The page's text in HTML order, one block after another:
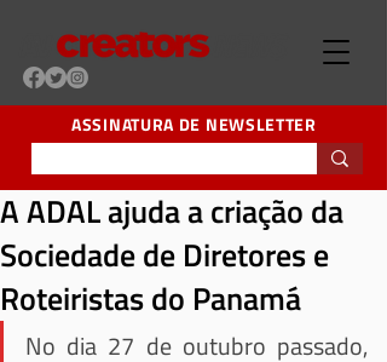
ASSINATURA DE NEWSLETTER
A ADAL ajuda a criação da
Sociedade de Diretores e
Roteiristas do Panamá